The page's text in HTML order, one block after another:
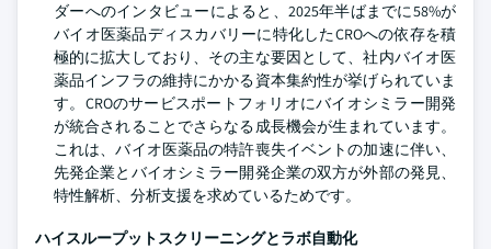
ダーへのインタビューによると、2025年半ばまでに58%が
バイオ医薬品ディスカバリーに特化したCROへの依存を積
極的に拡大しており、その主な要因として、社内バイオ医
薬品インフラの維持にかかる資本集約性が挙げられていま
す。CROのサービスポートフォリオにバイオシミラー開発
が統合されることでさらなる成長機会が生まれています。
これは、バイオ医薬品の特許喪失イベントの加速に伴い、
先発企業とバイオシミラー開発企業の双方が外部の発見、
特性解析、分析支援を求めているためです。
ハイスループットスクリーニングとラボ自動化